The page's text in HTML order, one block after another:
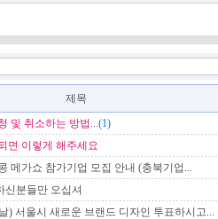
제목
및 취소하는 방법 ...(1)
면 이렇게 해주세요
메가쇼 참가기업 모집 안내 (충북기업...
신분들만 오십셔
) 서울시 새로운 브랜드 디자인 투표하시고...